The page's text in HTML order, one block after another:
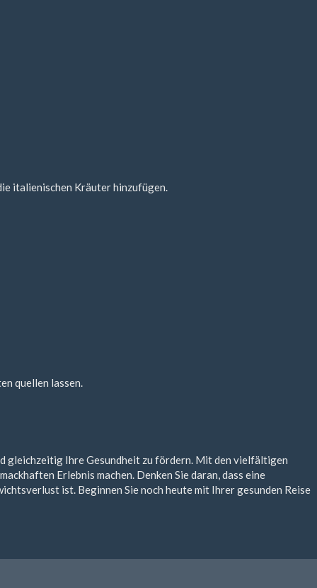
italienischen Kräuter hinzufügen.
quellen lassen.
gleichzeitig Ihre Gesundheit zu fördern. Mit den vielfältigen
Erlebnis machen. Denken Sie daran, dass eine
ist. Beginnen Sie noch heute mit Ihrer gesunden Reise